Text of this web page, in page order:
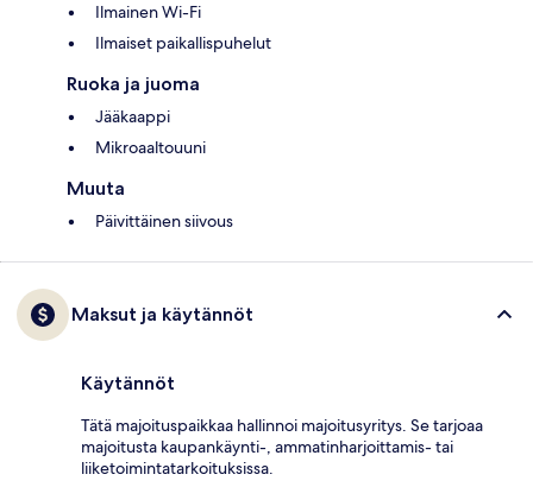
Ilmainen Wi-Fi
Ilmaiset paikallispuhelut
Ruoka ja juoma
Jääkaappi
Mikroaaltouuni
Muuta
Päivittäinen siivous
Maksut ja käytännöt
Käytännöt
Tätä majoituspaikkaa hallinnoi majoitusyritys. Se tarjoaa
majoitusta kaupankäynti-, ammatinharjoittamis- tai
liiketoimintatarkoituksissa.